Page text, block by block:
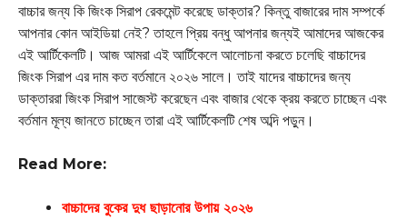
বাচ্চার জন্য কি জিংক সিরাপ রেকমেন্ট করেছে ডাক্তার? কিন্তু বাজারের দাম সম্পর্কে
আপনার কোন আইডিয়া নেই? তাহলে প্রিয় বন্ধু আপনার জন্যই আমাদের আজকের
এই আর্টিকেলটি। আজ আমরা এই আর্টিকেলে আলোচনা করতে চলেছি বাচ্চাদের
জিংক সিরাপ এর দাম কত বর্তমানে ২০২৬ সালে। তাই যাদের বাচ্চাদের জন্য
ডাক্তাররা জিংক সিরাপ সাজেস্ট করেছেন এবং বাজার থেকে ক্রয় করতে চাচ্ছেন এবং
বর্তমান মূল্য জানতে চাচ্ছেন তারা এই আর্টিকেলটি শেষ অব্দি পড়ুন।
Read More:
বাচ্চাদের বুকের দুধ ছাড়ানোর উপায় ২০২৬